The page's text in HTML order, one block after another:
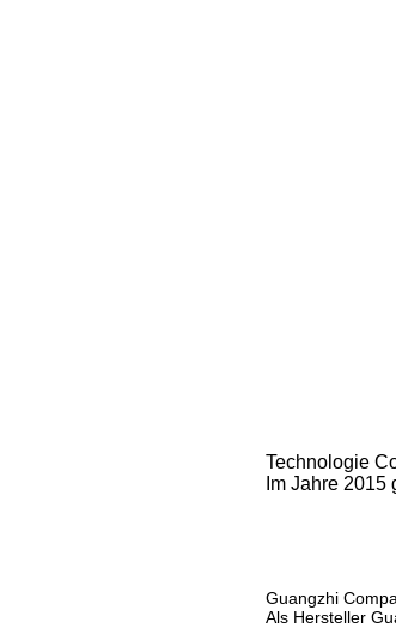
Technologie
Im Jahre
Guangzhi
Als Hersteller